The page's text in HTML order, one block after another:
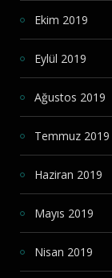
Ekim 2019
Eylül 2019
Ağustos 2019
Temmuz 2019
Haziran 2019
Mayıs 2019
Nisan 2019